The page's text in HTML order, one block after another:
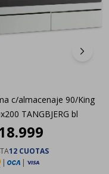
c/almacenaje 90/King
TANGBJERG bl
12 CUOTAS
|
|